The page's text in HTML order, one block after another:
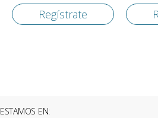
Regístrate
ESTAMOS EN: